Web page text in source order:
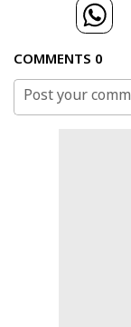
COMMENTS 0